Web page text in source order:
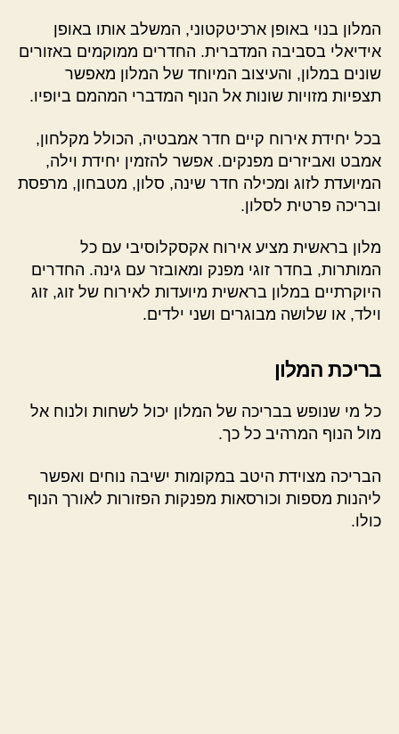
המלון בנוי באופן ארכיטקטוני, המשלב אותו באופן
אידיאלי בסביבה המדברית. החדרים ממוקמים באזורים
שונים במלון, והעיצוב המיוחד של המלון מאפשר
תצפיות מזויות שונות אל הנוף המדברי המהמם ביופיו.
בכל יחידת אירוח קיים חדר אמבטיה, הכולל מקלחון,
אמבט ואביזרים מפנקים. אפשר להזמין יחידת וילה,
המיועדת לזוג ומכילה חדר שינה, סלון, מטבחון, מרפסת
ובריכה פרטית לסלון.
מלון בראשית מציע אירוח אקסקלוסיבי עם כל
המותרות, בחדר זוגי מפנק ומאובזר עם גינה. החדרים
היוקרתיים במלון בראשית מיועדות לאירוח של זוג, זוג
וילד, או שלושה מבוגרים ושני ילדים.
בריכת המלון
כל מי שנופש בבריכה של המלון יכול לשחות ולנוח אל
מול הנוף המרהיב כל כך.
הבריכה מצוידת היטב במקומות ישיבה נוחים ואפשר
ליהנות מספות וכורסאות מפנקות הפזורות לאורך הנוף
כולו.